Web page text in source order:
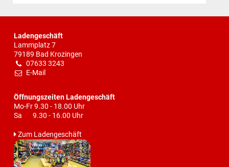
Ladengeschäft
Lammplatz 7
79189 Bad Krozingen
07633 3243
E-Mail
Öffnungszeiten Ladengeschäft
Mo-Fr 9.30 - 18.00 Uhr
Sa 9.30 - 16.00 Uhr
Zum Ladengeschäft